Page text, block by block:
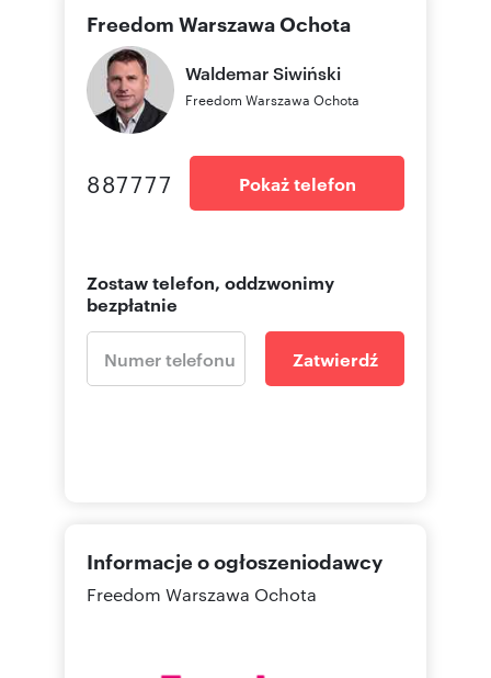
Freedom Warszawa Ochota
WaldemarSiwiński
Freedom Warszawa Ochota
887777 Pokaż telefon
Zostaw telefon, oddzwonimy
bezpłatnie
Zatwierdź
Informacje o ogłoszeniodawcy
Freedom Warszawa Ochota